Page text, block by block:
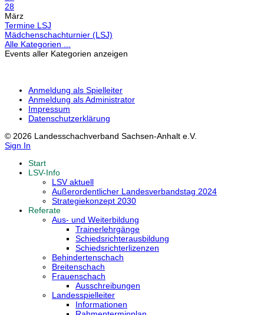
28
März
Termine LSJ
Mädchenschachturnier (LSJ)
Alle Kategorien ...
Events aller Kategorien anzeigen
Anmeldung als Spielleiter
Anmeldung als Administrator
Impressum
Datenschutzerklärung
© 2026 Landesschachverband Sachsen-Anhalt e.V.
Sign In
Start
LSV-Info
LSV aktuell
Außerordentlicher Landesverbandstag 2024
Strategiekonzept 2030
Referate
Aus- und Weiterbildung
Trainerlehrgänge
Schiedsrichterausbildung
Schiedsrichterlizenzen
Behindertenschach
Breitenschach
Frauenschach
Ausschreibungen
Landesspielleiter
Informationen